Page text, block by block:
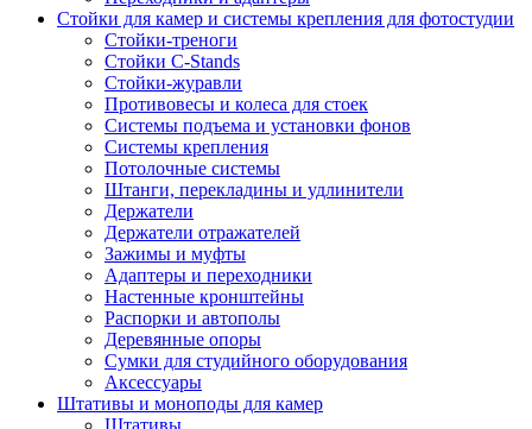
Стойки для камер и системы крепления для фотостудии
Стойки-треноги
Стойки C-Stands
Стойки-журавли
Противовесы и колеса для стоек
Системы подъема и установки фонов
Системы крепления
Потолочные системы
Штанги, перекладины и удлинители
Держатели
Держатели отражателей
Зажимы и муфты
Адаптеры и переходники
Настенные кронштейны
Распорки и автополы
Деревянные опоры
Сумки для студийного оборудования
Аксессуары
Штативы и моноподы для камер
Штативы